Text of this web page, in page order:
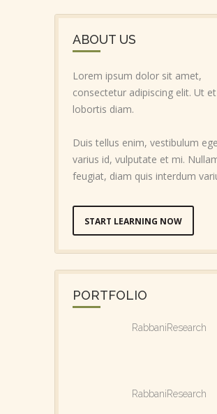
ABOUT US
Lorem ipsum dolor sit amet,
consectetur adipiscing elit. Ut et
lobortis diam.
Duis tellus enim, vestibulum
varius id, vulputate et mi.
feugiat, diam quis interdum
START LEARNING NOW
PORTFOLIO
RabbaniResearch
RabbaniResearch